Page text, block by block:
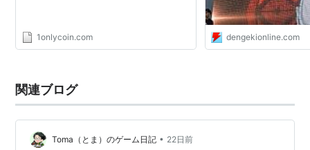
1onlycoin.com dengekionline.com
関連ブログ
Toma（とま）のゲーム日記 • 22日前